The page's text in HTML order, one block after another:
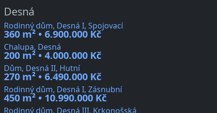
Desná
Rodinný dům, Desná I, Spojovací
360 m² • 6.900.000 Kč
Chalupa, Desná
200 m² • 4.000.000 Kč
Dům, Desná II, Hutní
270 m² • 6.490.000 Kč
Rodinný dům, Desná I, Zásnubní
450 m² • 10.990.000 Kč
Rodinný dům, Desná III, Krkonošská